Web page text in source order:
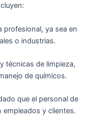
profesional, ya sea en
o industrias.
técnicas de limpieza,
de químicos.
que el personal de
empleados y clientes.